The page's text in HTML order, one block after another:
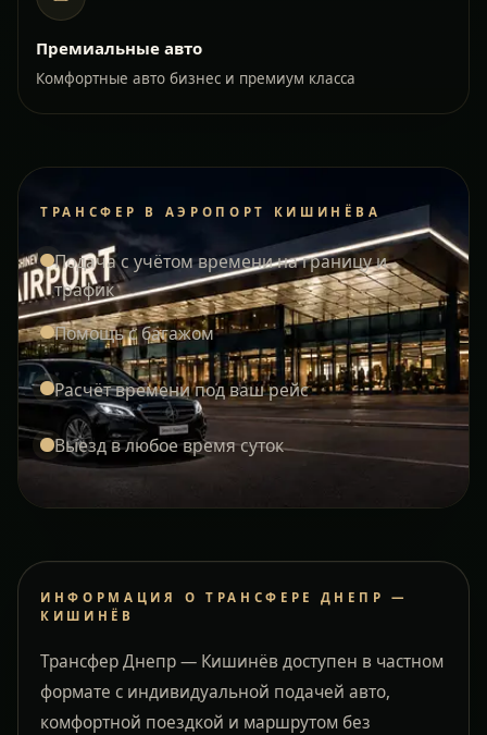
Премиальные авто
Комфортные авто бизнес и премиум класса
ТРАНСФЕР В АЭРОПОРТ КИШИНЁВА
Подача с учётом времени на границу и
трафик
Помощь с багажом
Расчёт времени под ваш рейс
Выезд в любое время суток
ИНФОРМАЦИЯ О ТРАНСФЕРЕ ДНЕПР —
КИШИНЁВ
Трансфер Днепр — Кишинёв доступен в частном
формате с индивидуальной подачей авто,
комфортной поездкой и маршрутом без